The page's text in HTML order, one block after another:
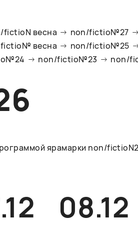
fictioN весна non/fictio№27
весна non/fictio№25
non/fictio№23 non/
ярамарки non/
08.12